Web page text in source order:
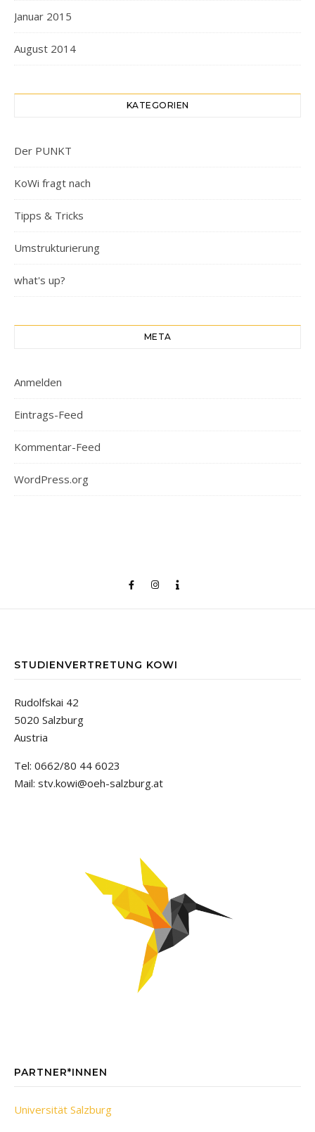
Januar 2015
August 2014
KATEGORIEN
Der PUNKT
KoWi fragt nach
Tipps & Tricks
Umstrukturierung
what's up?
META
Anmelden
Eintrags-Feed
Kommentar-Feed
WordPress.org
STUDIENVERTRETUNG KOWI
Rudolfskai 42
5020 Salzburg
Austria
Tel: 0662/80 44 6023
Mail: stv.kowi@oeh-salzburg.at
PARTNER*INNEN
Universität Salzburg